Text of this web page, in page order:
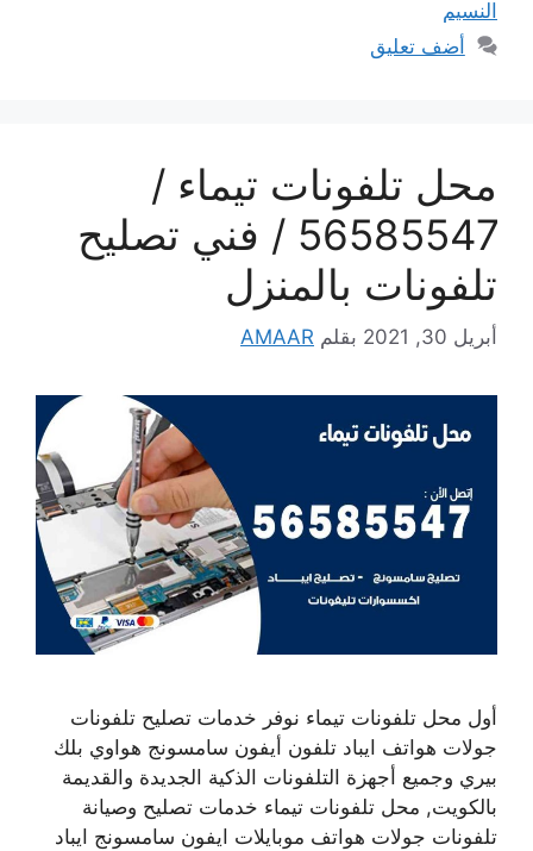
النسيم
أضف تعليق
محل تلفونات تيماء /
56585547 / فني تصليح
تلفونات بالمنزل
أبريل 30, 2021 بقلم AMAAR
أول محل تلفونات تيماء نوفر خدمات تصليح تلفونات
جولات هواتف ايباد تلفون أيفون سامسونج هواوي بلك
بيري وجميع أجهزة التلفونات الذكية الجديدة والقديمة
بالكويت, محل تلفونات تيماء خدمات تصليح وصيانة
تلفونات جولات هواتف موبايلات ايفون سامسونج ايباد